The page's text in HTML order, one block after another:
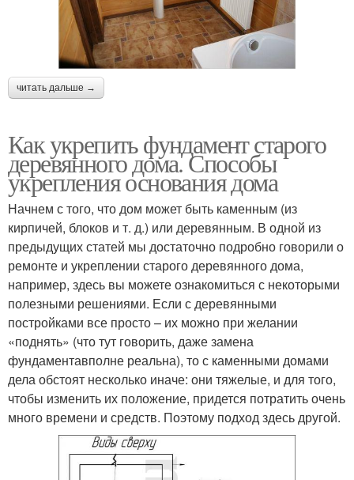
читать дальше →
Как укрепить фундамент старого
деревянного дома. Способы
укрепления основания дома
Начнем с того, что дом может быть каменным (из
кирпичей, блоков и т. д.) или деревянным. В одной из
предыдущих статей мы достаточно подробно говорили о
ремонте и укреплении старого деревянного дома,
например, здесь вы можете ознакомиться с некоторыми
полезными решениями. Если с деревянными
постройками все просто – их можно при желании
«поднять» (что тут говорить, даже замена
фундаментавполне реальна), то с каменными домами
дела обстоят несколько иначе: они тяжелые, и для того,
чтобы изменить их положение, придется потратить очень
много времени и средств. Поэтому подход здесь другой.